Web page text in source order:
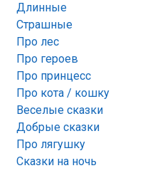
Длинные
Страшные
Про лес
Про героев
Про принцесс
Про кота / кошку
Веселые сказки
Добрые сказки
Про лягушку
Сказки на ночь